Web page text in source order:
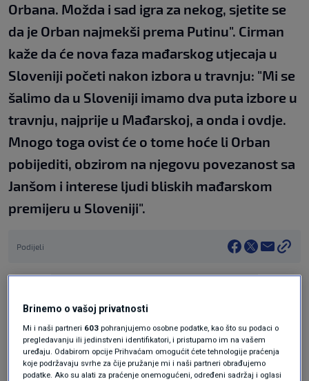
Orbana. Možda i sad igra za nekog, sjetite se
da je Orban najmekši prema Putinu". Cirman
kaže da će nova faza mađarskog utjecaja u
Sloveniji početi nakon izbora u travnju: "Mi se
šalimo da u Sloveniji imamo dva puta izbore u
travnju, najprije u Mađarskoj, a onda i ovdje.
Mnogo toga ovist će o tome hoće li Orban
pobijediti, obzirom na njegovu povezanost sa
Janšom i interese ljudi bliskih mađarskom
premijeru u Sloveniji".
Podijeli
Oglas
Brinemo o vašoj privatnosti
Mi i naši partneri 603 pohranjujemo osobne podatke, kao što su podaci o
pregledavanju ili jedinstveni identifikatori, i pristupamo im na vašem
uređaju. Odabirom opcije Prihvaćam omogućit ćete tehnologije praćenja
koje podržavaju svrhe za čije pružanje mi i naši partneri obrađujemo
podatke. Ako su alati za praćenje onemogućeni, određeni sadržaj i oglasi